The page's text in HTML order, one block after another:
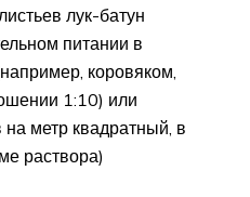
лук-батун
питании в
коровяком,
1:10) или
метр квадратный, в
раствора)